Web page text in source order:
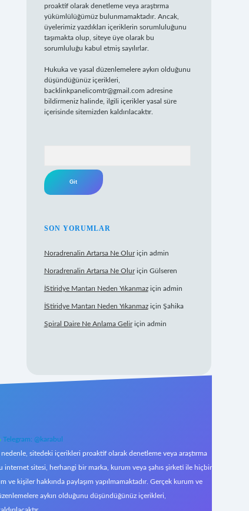
proaktif olarak denetleme veya araştırma
yükümlülüğümüz bulunmamaktadır. Ancak,
üyelerimiz yazdıkları içeriklerin sorumluluğunu
taşımakta olup, siteye üye olarak bu
sorumluluğu kabul etmiş sayılırlar.
Hukuka ve yasal düzenlemelere aykırı olduğunu
düşündüğünüz içerikleri,
backlinkpanelicomtr@gmail.com adresine
bildirmeniz halinde, ilgili içerikler yasal süre
içerisinde sitemizden kaldırılacaktır.
SON YORUMLAR
Noradrenalin Artarsa Ne Oluriçin admin
Noradrenalin Artarsa Ne Oluriçin Gülseren
İStiridye Mantarı Neden Yıkanmaziçin admin
İStiridye Mantarı Neden Yıkanmaziçin Şahika
Spiral Daire Ne Anlama Geliriçin admin
Telegram: @karabul
sitedeki içerikleri proaktif olarak denetleme veya araştırma
sitesi, herhangi bir marka, kurum veya şahıs şirketi ile hiçbir
ve kişiler hakkında paylaşım yapılmamaktadır. Gerçek kurum ve
aykırı olduğunu düşündüğünüz içerikleri,